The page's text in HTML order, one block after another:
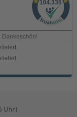
Uhr)